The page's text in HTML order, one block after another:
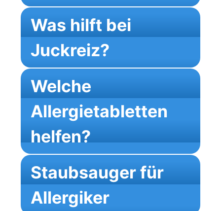
Was hilft bei
Juckreiz?
Welche
Allergietabletten
helfen?
Staubsauger für
Allergiker